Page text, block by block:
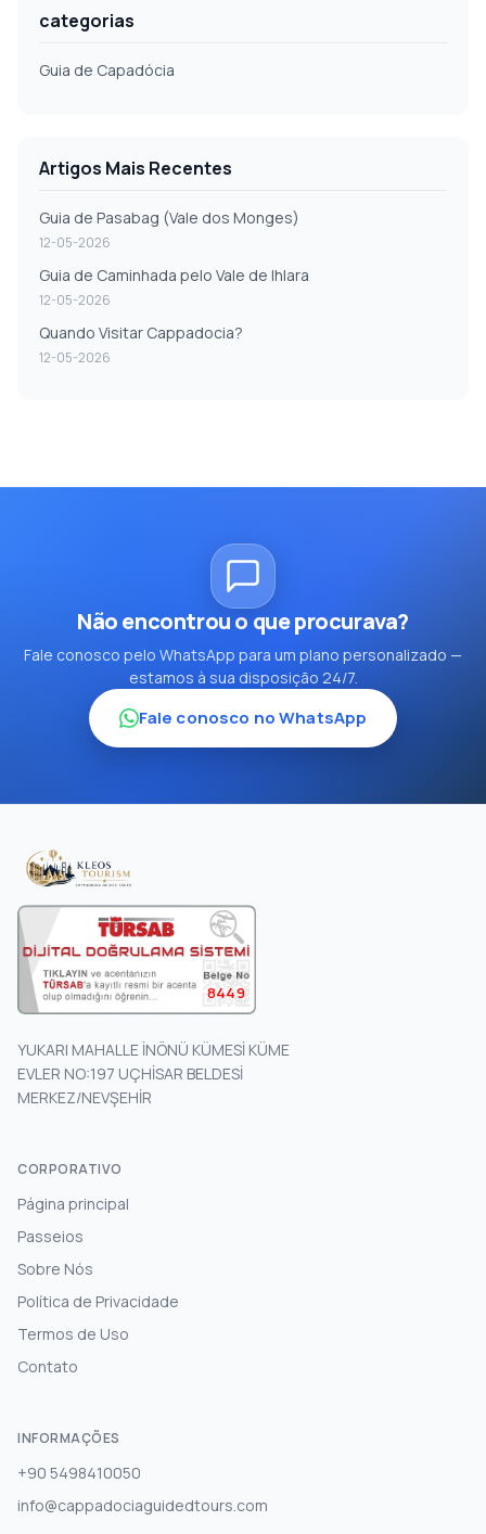
categorias
Guia de Capadócia
Artigos Mais Recentes
Guia de Pasabag (Vale dos Monges)
12-05-2026
Guia de Caminhada pelo Vale de Ihlara
12-05-2026
Quando Visitar Cappadocia?
12-05-2026
Não encontrou o que procurava?
Fale conosco pelo WhatsApp para um plano personalizado —
estamos à sua disposição 24/7.
Fale conosco no WhatsApp
8449
YUKARI MAHALLE İNÖNÜ KÜMESİ KÜME
EVLER NO:197 UÇHİSAR BELDESİ
MERKEZ/NEVŞEHİR
CORPORATIVO
Página principal
Passeios
Sobre Nós
Política de Privacidade
Termos de Uso
Contato
INFORMAÇÕES
+90 5498410050
info@cappadociaguidedtours.com